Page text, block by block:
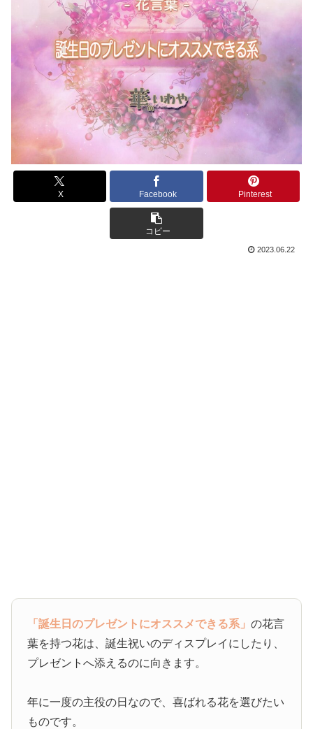
X Facebook Pinterest
コピー
2023.06.22
「誕生日のプレゼントにオススメできる系」の花言
葉を持つ花は、誕生祝いのディスプレイにしたり、
プレゼントへ添えるのに向きます。
年に一度の主役の日なので、喜ばれる花を選びたい
ものです。